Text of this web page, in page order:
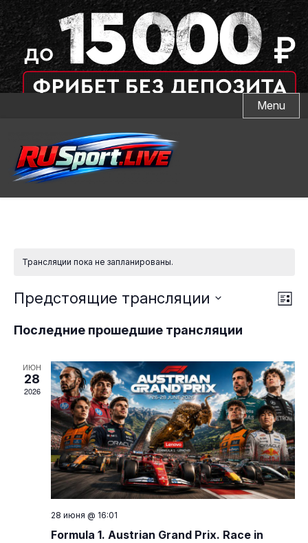
Menu
Трансляции пока не запланированы.
Предстоящие трансляции
дату.
Последние прошедшие трансляции
ИЮН
28
2026
28 июня @ 16:01
Formula 1. Austrian Grand Prix. Race in